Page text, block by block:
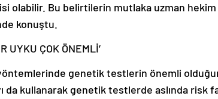
olabilir. Bu belirtilerin mutlaka uzman
konuştu.
UYKU ÇOK ÖNEMLİ’
genetik testlerin önemli
da kullanarak genetik testlerde aslında